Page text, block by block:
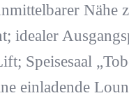
Nähe
idealer
Speisesaal
einladende